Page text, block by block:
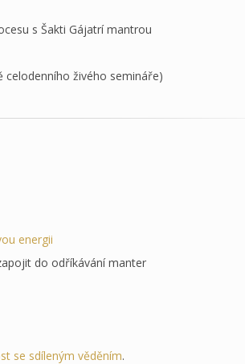
s Šakti Gájatrí mantrou
celodenního živého semináře)
energii
do odříkávání manter
se sdíleným věděním.